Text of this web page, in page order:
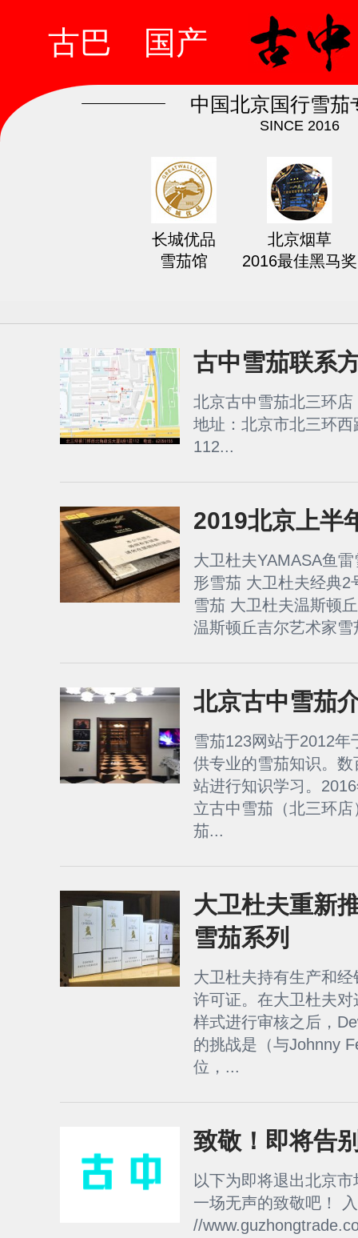
古巴 国产
中国北京国行雪茄
SINCE 2016
长城优品
雪茄馆
北京烟草
2016最佳黑马奖
古中雪茄联系
北京古中雪茄北三环
地址：北京市北三环
112...
2019北京上半
大卫杜夫YAMASA鱼
形雪茄 大卫杜夫经典2
雪茄 大卫杜夫温斯顿
温斯顿丘吉尔艺术家
北京古中雪茄
雪茄123网站于2012
供专业的雪茄知识。
站进行知识学习。
立古中雪茄（北三环
茄...
大卫杜夫重新
雪茄系列
大卫杜夫持有生产和
许可证。在大卫杜夫
样式进行审核之后，
的挑战是（与Johnny
位，...
致敬！即将告
以下为即将退出北京
一场无声的致敬吧！
//